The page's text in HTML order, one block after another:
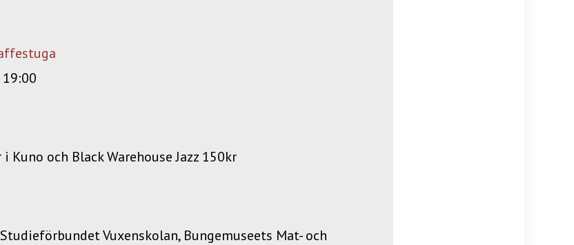
Kuno och Black Warehouse Jazz 150kr
Vuxenskolan, Bungemuseets Mat- och